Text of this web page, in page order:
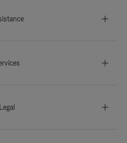
Legal